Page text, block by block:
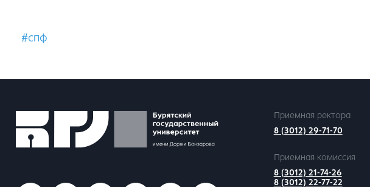
#спф
Приемная ректора
8 (3012) 29-71-70
Приемная комиссия
8 (3012) 21-74-26
8 (3012) 22-77-22